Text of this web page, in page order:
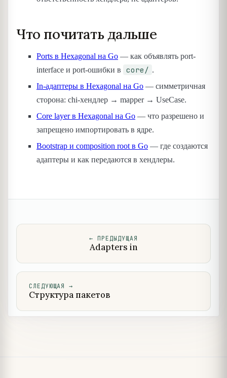
Что почитать дальше
Ports в Hexagonal на Go — как объявлять port-
interface и port-ошибки в
core/ .
In-адаптеры в Hexagonal на Go — симметричная
сторона: chi-хендлер → mapper → UseCase.
Core layer в Hexagonal на Go — что разрешено и
запрещено импортировать в ядре.
Bootstrap и composition root в Go — где создаются
адаптеры и как передаются в хендлеры.
← ПРЕДЫДУЩАЯ
Adapters in
СЛЕДУЮЩАЯ →
Структура пакетов